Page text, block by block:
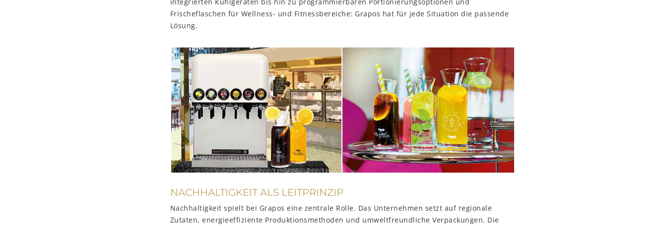
Frischeflaschen für Wellness- und Fitnessbereiche: Grapos hat für jede Situation die passende
Lösung.
NACHHALTIGKEIT ALS LEITPRINZIP
Nachhaltigkeit spielt bei Grapos eine zentrale Rolle. Das Unternehmen setzt auf regionale
Zutaten, energieeffiziente Produktionsmethoden und umweltfreundliche Verpackungen. Die